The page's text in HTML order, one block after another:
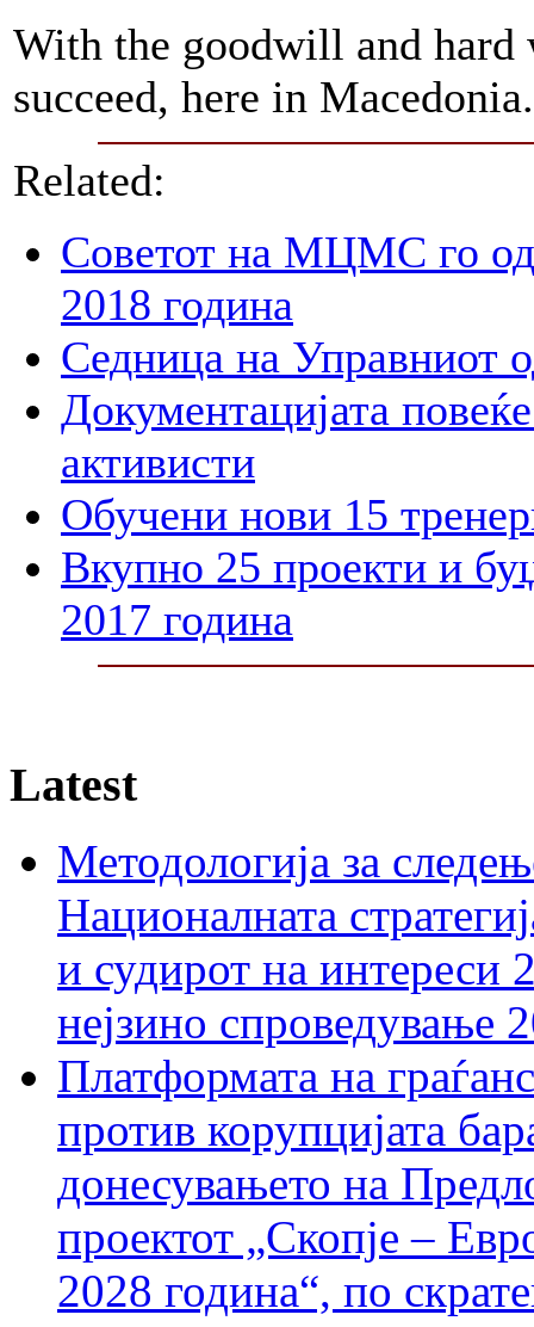
With the goodwill and
succeed, here in Macedonia.
Related:
Советот на МЦМС го
2018 година
Седница на
Документацијата
активисти
Обучени нови 15
Вкупно 25 проекти и
2017 година
Latest
Методологија за
Националната
и судирот на интереси
нејзино спроведување
Платформата на
против корупцијата
донесувањето на
проектот „Скопје –
2028 година“, по